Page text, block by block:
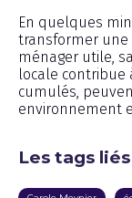
En quelques
transformer
ménager utile,
locale contribue
cumulés,
environnement
Les tags